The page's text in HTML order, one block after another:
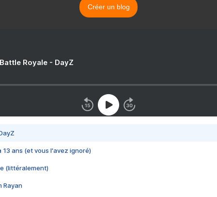
Créer un blog
Royale - DayZ
13 ans (et vous l'avez ignoré)
(littéralement)
Rayan